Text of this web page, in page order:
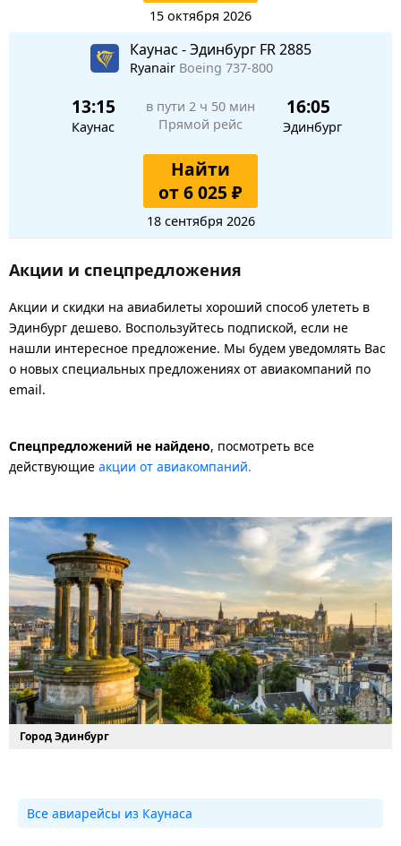
15 октября 2026
Каунас - Эдинбург FR 2885
Ryanair Boeing 737-800
13:15
Каунас
в пути 2 ч 50 мин
Прямой рейс
16:05
Эдинбург
Найти
от 6 025 ₽
18 сентября 2026
Акции и спецпредложения
Акции и скидки на авиабилеты хороший способ улететь в
Эдинбург дешево. Воспользуйтесь подпиской, если не
нашли интересное предложение. Мы будем уведомлять Вас
о новых специальных предложениях от авиакомпаний по
email.
Спецпредложений не найдено, посмотреть все
действующие акции от авиакомпаний.
Город Эдинбург
Все авиарейсы из Каунаса